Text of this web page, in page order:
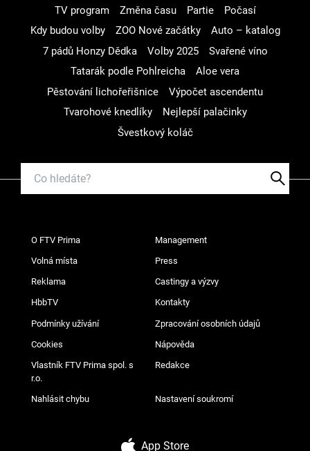
TV program
Změna času Partie
Počasí
Kdy budou volby
ZOO Nové začátky
Auto – katalog
7 pádů Honzy Dědka
Volby 2025
Svařené víno
Tatarák podle Pohlreicha
Aloe vera
Pěstování lichořeřišnice
Výpočet ascendentu
Tvarohové knedlíky
Nejlepší palačinky
Švestkový koláč
O FTV Prima Management
Volná místa Press
Reklama Castingy a výzvy
HbbTV Kontakty
Podmínky užívání Zpracování osobních údajů
Cookies Nápověda
Vlastník FTV Prima spol. s
r.o.
Redakce
Nahlásit chybu Nastavení soukromí
App Store